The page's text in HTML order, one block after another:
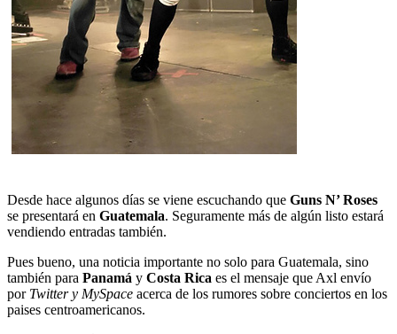
Desde hace algunos días se viene escuchando que Guns N’ Roses
se presentará en Guatemala. Seguramente más de algún listo estará
vendiendo entradas también.
Pues bueno, una noticia importante no solo para Guatemala, sino
también para Panamá y Costa Rica es el mensaje que Axl envío
por Twitter y MySpace acerca de los rumores sobre conciertos en los
paises centroamericanos.